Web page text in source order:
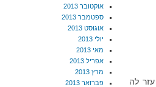
לה
אוקטובר 2013
ספטמבר 2013
אוגוסט 2013
יולי 2013
מאי 2013
אפריל 2013
מרץ 2013
פברואר 2013